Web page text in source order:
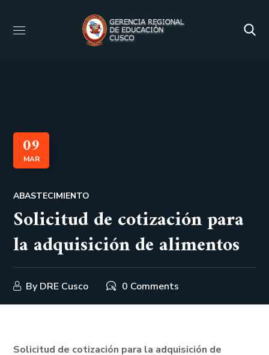
09
MAR
ABASTECIMIENTO
Solicitud de cotización para
la adquisición de alimentos
By DRE Cusco 0 Comments
Solicitud de cotización para la adquisición de